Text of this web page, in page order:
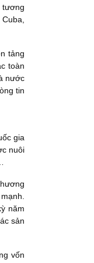
tương
tảng
toàn
nước
tin
gia
nuôi
năm
sản
vốn